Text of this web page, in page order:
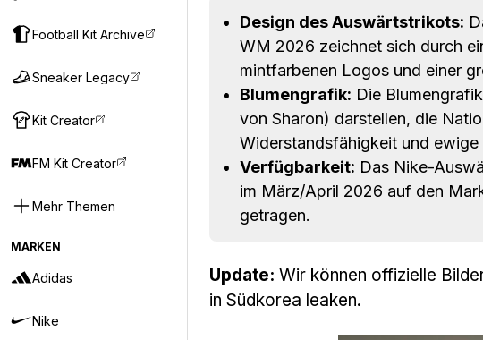
Football Kit Archive
Sneaker Legacy
Kit Creator
FM Kit Creator
Mehr Themen
MARKEN
Adidas
Nike
Design des Auswärtstrikots:
WM 2026 zeichnet sich durch
mintfarbenen Logos und einer
Blumengrafik: Die
von Sharon) darstellen, die
Widerstandsfähigkeit und ewige
Verfügbarkeit: Das Nike-
im März/April 2026 auf den
getragen.
Update: Wir können offizielle
in Südkorea leaken.